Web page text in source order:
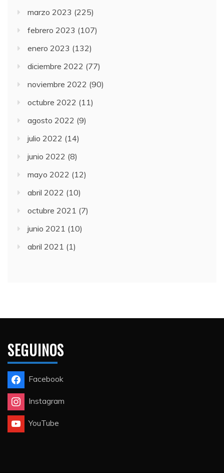
marzo 2023 (225)
febrero 2023 (107)
enero 2023 (132)
diciembre 2022 (77)
noviembre 2022 (90)
octubre 2022 (11)
agosto 2022 (9)
julio 2022 (14)
junio 2022 (8)
mayo 2022 (12)
abril 2022 (10)
octubre 2021 (7)
junio 2021 (10)
abril 2021 (1)
SEGUINOS
Facebook
Instagram
YouTube